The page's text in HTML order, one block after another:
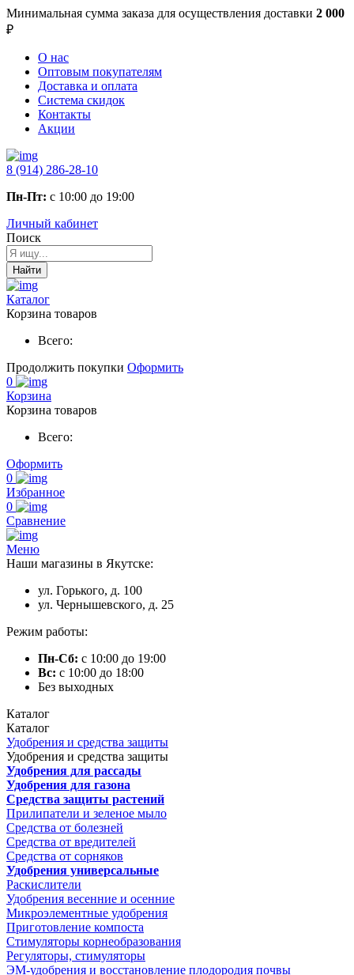
Минимальная сумма заказа для осуществления доставки 2 000
₽
О нас
Оптовым покупателям
Доставка и оплата
Система скидок
Контакты
Акции
8 (914) 286-28-10
Пн-Пт: с 10:00 до 19:00
Личный кабинет
Поиск
Найти
Каталог
Корзина товаров
Всего:
Продолжить покупки Оформить
0
Корзина
Корзина товаров
Всего:
Оформить
0
Избранное
0
Сравнение
Меню
Наши магазины в Якутске:
ул. Горького, д. 100
ул. Чернышевского, д. 25
Режим работы:
Пн-Сб: с 10:00 до 19:00
Вс: с 10:00 до 18:00
Без выходных
Каталог
Каталог
Удобрения и средства защиты
Удобрения и средства защиты
Удобрения для рассады
Удобрения для газона
Средства защиты растений
Прилипатели и зеленое мыло
Средства от болезней
Средства от вредителей
Средства от сорняков
Удобрения универсальные
Раскислители
Удобрения весенние и осенние
Микроэлементные удобрения
Приготовление компоста
Стимуляторы корнеобразования
Регуляторы, стимуляторы
ЭМ-удобрения и восстановление плодородия почвы